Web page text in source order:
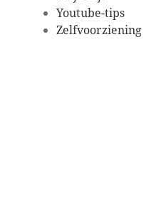
Youtube-tips
Zelfvoorziening